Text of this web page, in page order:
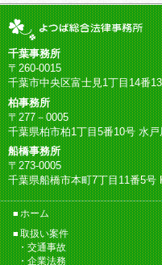
千葉事務所
〒260-0015
千葉市中央区富士見1丁目14番
柏事務所
〒277－0005
千葉県柏市柏1丁目5番10号 水
船橋事務所
〒273-0005
千葉県船橋市本町7丁目11番5号
ホーム
取扱い案件
交通事故
企業法務